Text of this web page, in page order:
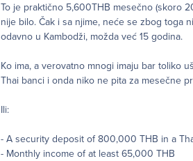
To je praktično 5,600THB mesečno (skoro
nije bilo. Čak i sa njime, neće se zbog toga
odavno u Kambodži, možda već 15 godina.
Ko ima, a verovatno mnogi imaju bar toliko
Thai banci i onda niko ne pita za mesečne
Ili:
- A security deposit of 800,000 THB in a
- Monthly income of at least 65,000 THB